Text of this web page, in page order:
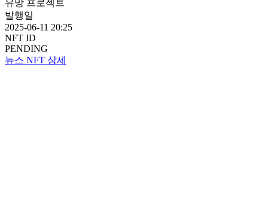
유망 프로젝트
발행일
2025-06-11 20:25
NFT ID
PENDING
뉴스 NFT 상세